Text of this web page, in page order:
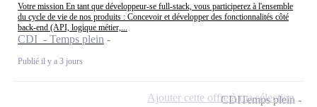
Votre mission En tant que développeur-se full-stack, vous participerez à l'ensemble
du cycle de vie de nos produits : Concevoir et développer des fonctionnalités côté
back-end (API, logique métier,...
CDI - Temps plein
Publié il y a 3 jours
CDITemps plein
Ajouter cette offre à ma sélection